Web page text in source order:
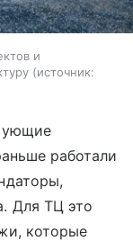
и
источник:
работали
Для ТЦ это
которые